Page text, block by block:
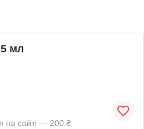
мл
на сайті — 200 ₴